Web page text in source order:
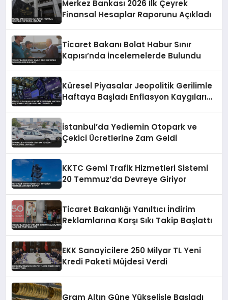
Merkez Bankası 2026 İlk Çeyrek
Finansal Hesaplar Raporunu Açıkladı
Ticaret Bakanı Bolat Habur Sınır
Kapısı’nda İncelemelerde Bulundu
Küresel Piyasalar Jeopolitik Gerilimle
Haftaya Başladı Enflasyon Kaygıları
İstanbul’da Yediemin Otopark ve
Çekici Ücretlerine Zam Geldi
KKTC Gemi Trafik Hizmetleri Sistemi
20 Temmuz’da Devreye Giriyor
Ticaret Bakanlığı Yanıltıcı İndirim
Reklamlarına Karşı Sıkı Takip Başlattı
EKK Sanayicilere 250 Milyar TL Yeni
Kredi Paketi Müjdesi Verdi
Gram Altın Güne Yükselişle Başladı